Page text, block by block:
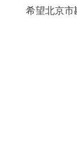
希望北京市